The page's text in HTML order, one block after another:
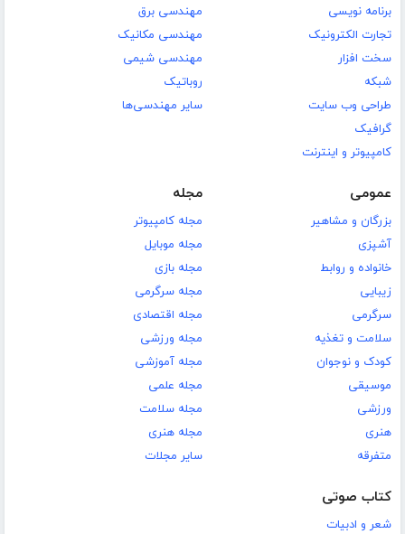
برنامه نویسی
تجارت الکترونیک
سخت افزار
شبکه
طراحی وب سایت
گرافیک
کامپیوتر و اینترنت
مهندسی برق
مهندسی مکانیک
مهندسی شیمی
روباتیک
سایر مهندسی‌ها
عمومی
بزرگان و مشاهیر
آشپزی
خانواده و روابط
زیبایی
سرگرمی
سلامت و تغذیه
کودک و نوجوان
موسیقی
ورزشی
هنری
متفرقه
مجله
مجله کامپیوتر
مجله موبایل
مجله بازی
مجله سرگرمی
مجله اقتصادی
مجله ورزشی
مجله آموزشی
مجله علمی
مجله سلامت
مجله هنری
سایر مجلات
کتاب صوتی
شعر و ادبیات